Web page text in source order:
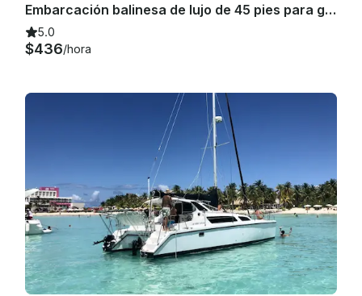
Embarcación balinesa de lujo de 45 pies para grupos VIP | Chef Open Bar Grill Langoster Steak
5.0
$436/hora